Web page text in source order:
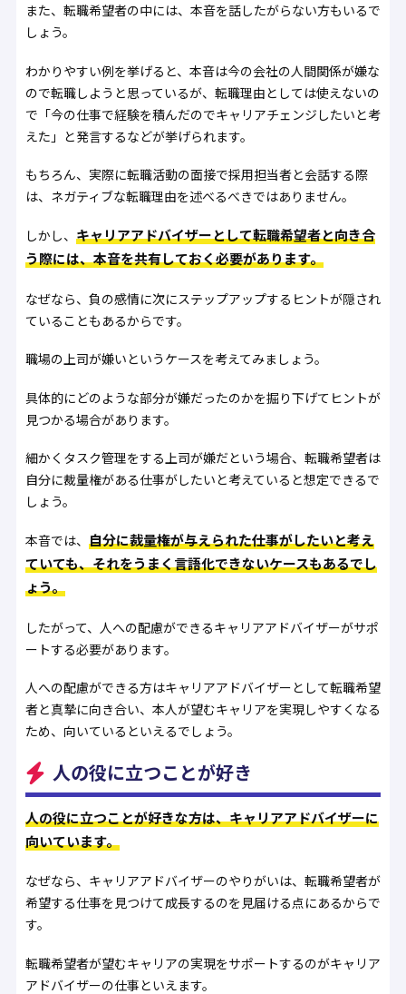
また、転職希望者の中には、本音を話したがらない方もいるで
しょう。
わかりやすい例を挙げると、本音は今の会社の人間関係が嫌な
ので転職しようと思っているが、転職理由としては使えないの
で「今の仕事で経験を積んだのでキャリアチェンジしたいと考
えた」と発言するなどが挙げられます。
もちろん、実際に転職活動の面接で採用担当者と会話する際
は、ネガティブな転職理由を述べるべきではありません。
しかし、 キャリアアドバイザーとして転職希望者と向き合
う際には、本音を共有しておく必要があります。
なぜなら、負の感情に次にステップアップするヒントが隠され
ていることもあるからです。
職場の上司が嫌いというケースを考えてみましょう。
具体的にどのような部分が嫌だったのかを掘り下げてヒントが
見つかる場合があります。
細かくタスク管理をする上司が嫌だという場合、転職希望者は
自分に裁量権がある仕事がしたいと考えていると想定できるで
しょう。
本音では、 自分に裁量権が与えられた仕事がしたいと考え
ていても、それをうまく言語化できないケースもあるでし
ょう。
したがって、人への配慮ができるキャリアアドバイザーがサポ
ートする必要があります。
人への配慮ができる方はキャリアアドバイザーとして転職希望
者と真摯に向き合い、本人が望むキャリアを実現しやすくなる
ため、向いているといえるでしょう。
人の役に立つことが好き
人の役に立つことが好きな方は、キャリアアドバイザーに
向いています。
なぜなら、キャリアアドバイザーのやりがいは、転職希望者が
希望する仕事を見つけて成長するのを見届ける点にあるからで
す。
転職希望者が望むキャリアの実現をサポートするのがキャリア
アドバイザーの仕事といえます。